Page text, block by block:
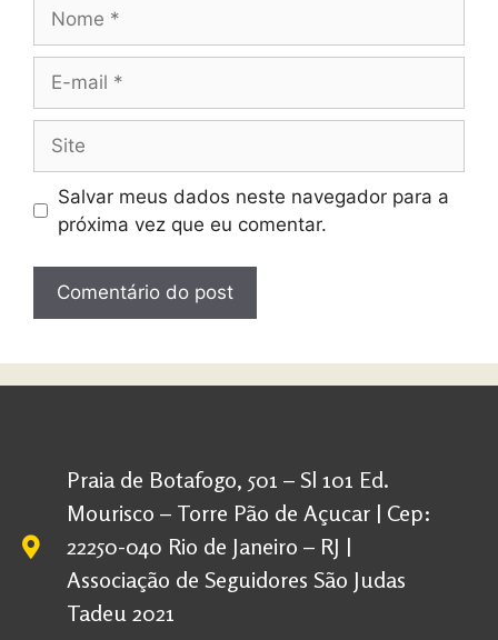
Salvar meus dados neste navegador para a
próxima vez que eu comentar.
Praia de Botafogo, 501 – Sl 101 Ed.
Mourisco – Torre Pão de Açucar | Cep:
22250-040 Rio de Janeiro – RJ |
Associação de Seguidores São Judas
Tadeu 2021